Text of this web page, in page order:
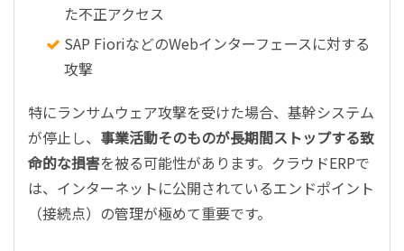
た不正アクセス
SAP FioriなどのWebインターフェースに対する
攻撃
特にランサムウェア攻撃を受けた場合、基幹システム
が停止し、 事業活動そのものが長期間ストップする致
命的な損害を被る可能性があります。クラウドERPで
は、インターネットに公開されているエンドポイント
（接続点）の管理が極めて重要です。